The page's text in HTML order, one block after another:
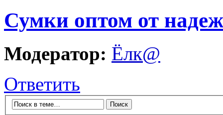
Сумки оптом от
Модератор: Ёлк@
Ответить